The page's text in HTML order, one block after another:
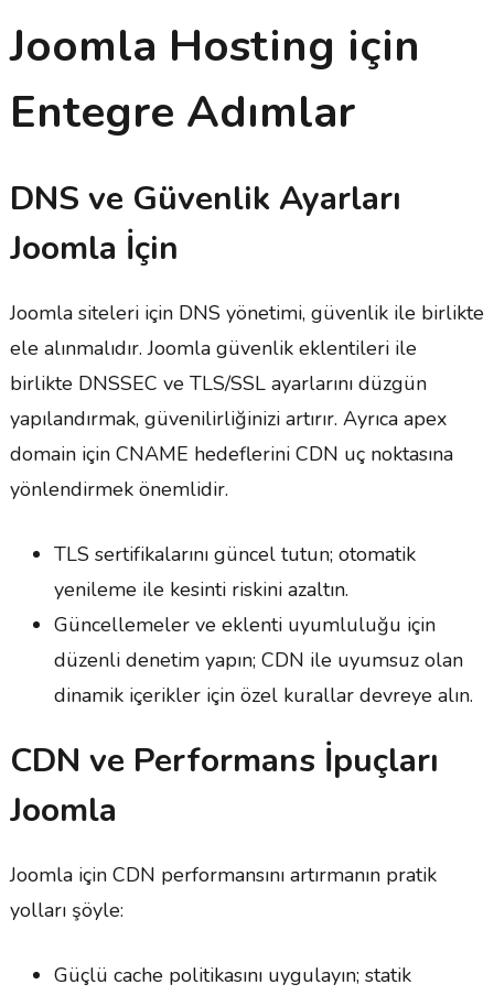
Joomla Hosting için
Entegre Adımlar
DNS ve Güvenlik Ayarları
Joomla İçin
Joomla siteleri için DNS yönetimi, güvenlik ile birlikte
ele alınmalıdır. Joomla güvenlik eklentileri ile
birlikte DNSSEC ve TLS/SSL ayarlarını düzgün
yapılandırmak, güvenilirliğinizi artırır. Ayrıca apex
domain için CNAME hedeflerini CDN uç noktasına
yönlendirmek önemlidir.
TLS sertifikalarını güncel tutun; otomatik
yenileme ile kesinti riskini azaltın.
Güncellemeler ve eklenti uyumluluğu için
düzenli denetim yapın; CDN ile uyumsuz olan
dinamik içerikler için özel kurallar devreye alın.
CDN ve Performans İpuçları
Joomla
Joomla için CDN performansını artırmanın pratik
yolları şöyle:
Güçlü cache politikasını uygulayın; statik